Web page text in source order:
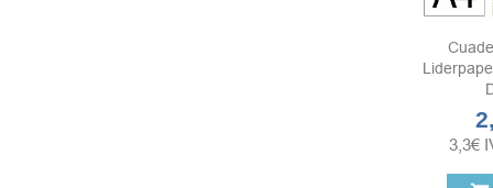
3,3€